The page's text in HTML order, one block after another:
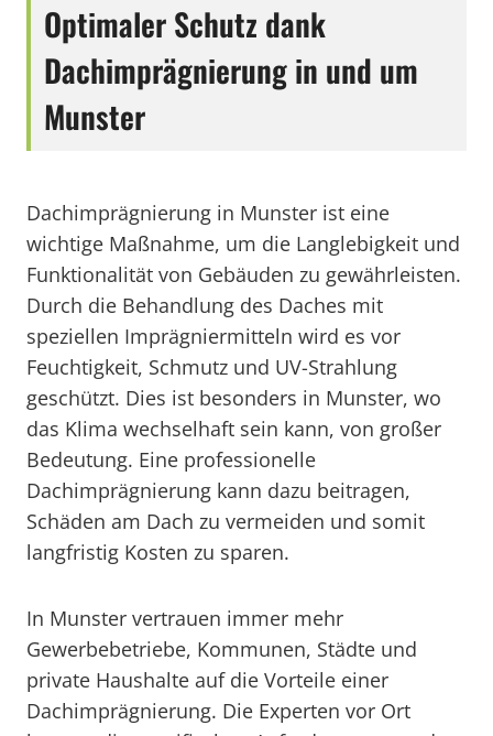
Optimaler Schutz dank
Dachimprägnierung in und um
Munster
Dachimprägnierung in Munster ist eine
wichtige Maßnahme, um die Langlebigkeit und
Funktionalität von Gebäuden zu gewährleisten.
Durch die Behandlung des Daches mit
speziellen Imprägniermitteln wird es vor
Feuchtigkeit, Schmutz und UV-Strahlung
geschützt. Dies ist besonders in Munster, wo
das Klima wechselhaft sein kann, von großer
Bedeutung. Eine professionelle
Dachimprägnierung kann dazu beitragen,
Schäden am Dach zu vermeiden und somit
langfristig Kosten zu sparen.
In Munster vertrauen immer mehr
Gewerbebetriebe, Kommunen, Städte und
private Haushalte auf die Vorteile einer
Dachimprägnierung. Die Experten vor Ort